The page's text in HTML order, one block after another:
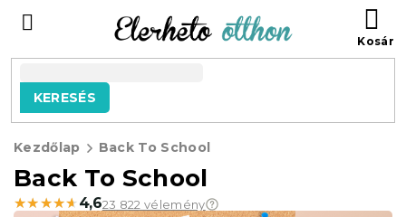
tartalomhoz
KERESÉS
Kezdőlap Back To School
Back To School
★★★★★
★★★★★ 4,623 822 vélemény